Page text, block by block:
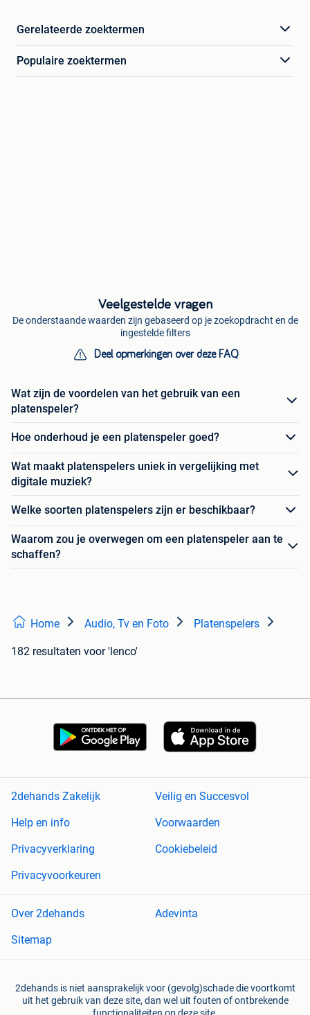
Gerelateerde zoektermen
Populaire zoektermen
Veelgestelde vragen
De onderstaande waarden zijn gebaseerd op je zoekopdracht en de
ingestelde filters
Deel opmerkingen over deze FAQ
Wat zijn de voordelen van het gebruik van een
platenspeler?
Hoe onderhoud je een platenspeler goed?
Wat maakt platenspelers uniek in vergelijking met
digitale muziek?
Welke soorten platenspelers zijn er beschikbaar?
Waarom zou je overwegen om een platenspeler aan te
schaffen?
Home Audio, Tv en Foto Platenspelers
182 resultaten voor 'lenco'
2dehands Zakelijk
Veilig en Succesvol
Help en info
Voorwaarden
Privacyverklaring
Cookiebeleid
Privacyvoorkeuren
Over 2dehands
Adevinta
Sitemap
2dehands is niet aansprakelijk voor (gevolg)schade die voortkomt
uit het gebruik van deze site, dan wel uit fouten of ontbrekende